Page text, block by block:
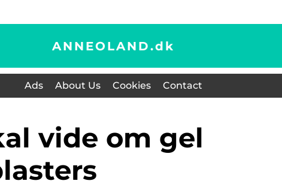
ANNEOLAND.dk
Ads About Us Cookies Contact